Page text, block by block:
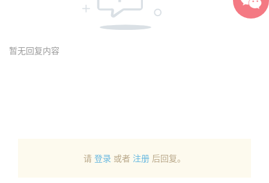
暂无回复内容
请 登录 或者 注册 后回复。